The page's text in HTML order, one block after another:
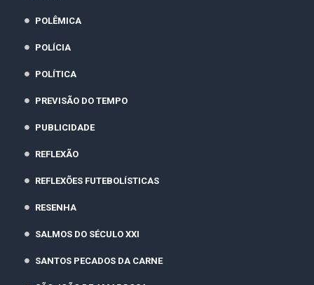
POLÊMICA
POLÍCIA
POLÍTICA
PREVISÃO DO TEMPO
PUBLICIDADE
REFLEXÃO
REFLEXÕES FUTEBOLÍSTICAS
RESENHA
SALMOS DO SÉCULO XXI
SANTOS PECADOS DA CARNE